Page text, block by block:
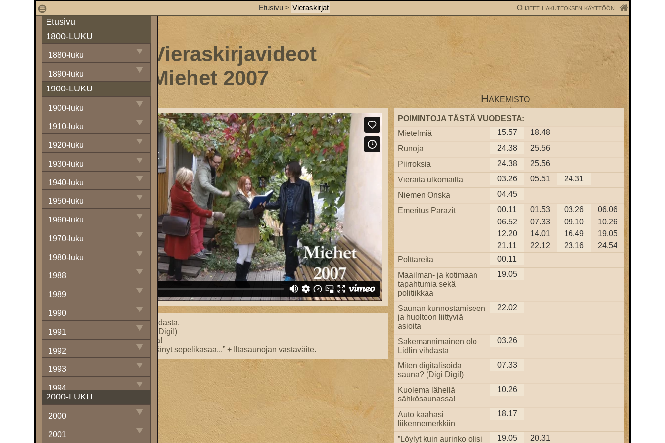
1 Etusivu > Vieraskirjat Ohjeet hakuteoksen käyttöön
Etusivu
1800-LUKU
1880-luku
1890-luku
1900-LUKU
1900-luku
1910-luku
1920-luku
1930-luku
1940-luku
1950-luku
1960-luku
1970-luku
1980-luku
1988
1989
1990
1991
1992
1993
1994
1995
1996
2000-LUKU
2000
2001
Vieraskirjavideot
Miehet 2007
Hakemisto
Sakemannimainen olo Lidlin vihdasta.
Miten digitalisoida sauna? (Digi Digi!)
Kuolema lähellä sähkösaunassa!
”Löylyt kuin aurinko olisi lämmittänyt sepelikasaa...” + Iltasaunojan vastaväite.
POIMINTOJA TÄSTÄ VUODESTA:
Mietelmiä
15.57
18.48
Runoja
24.38
25.56
Piirroksia
24.38
25.56
Vieraita ulkomailta
03.26 05.51
24.31
Niemen Onska
04.45
Emeritus Parazit
00.11 01.53 03.26
06.06
06.52
07.33 09.10
10.26
12.20
14.01 16.49
19.05
21.11
22.12 23.16
24.54
Polttareita
00.11
Maailman- ja kotimaan
tapahtumia sekä
politiikkaa
19.05
Saunan kunnostamiseen
ja huoltoon liittyviä
asioita
22.02
Sakemannimainen olo
Lidlin vihdasta
03.26
Miten digitalisoida
sauna? (Digi Digi!)
07.33
Kuolema lähellä
sähkösaunassa!
10.26
Auto kaahasi
liikennemerkkiin
18.17
”Löylyt kuin aurinko olisi 19.05 20.31